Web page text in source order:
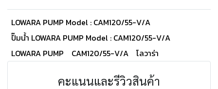
LOWARA PUMP Model : CAM120/55-V/A
ปั๊มน้ำ LOWARA PUMP Model : CAM120/55-V/A
LOWARA PUMP
CAM120/55-V/A โลวาร่า
คะแนนและรีวิวสินค้า